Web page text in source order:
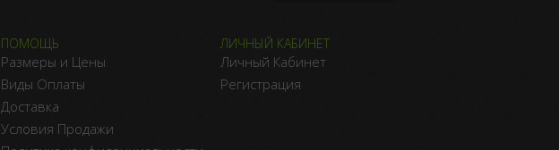
ПОМОЩЬ
Размеры и Цены
Виды Оплаты
Доставка
Условия Продажи
ЛИЧНЫЙ КАБИНЕТ
Личный Кабинет
Регистрация